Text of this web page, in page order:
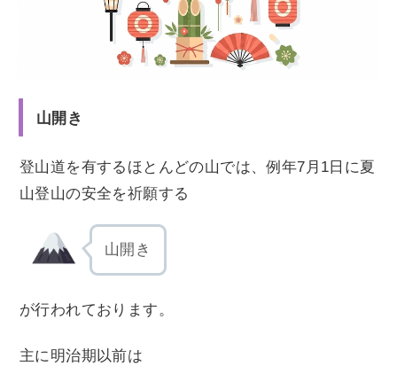
山開き
登山道を有するほとんどの山では、例年7月1日に夏
山登山の安全を祈願する
山開き
が行われております。
主に明治期以前は